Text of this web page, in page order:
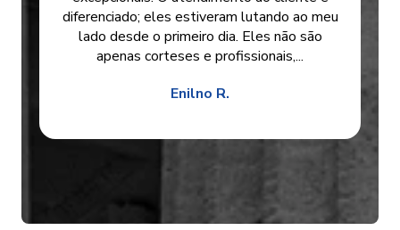
diferenciado; eles estiveram lutando ao meu
lado desde o primeiro dia. Eles não são
apenas corteses e profissionais,...
Enilno R.